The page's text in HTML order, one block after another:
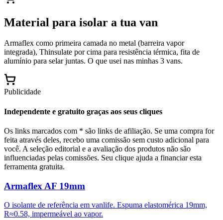
Material para isolar a tua van
Armaflex como primeira camada no metal (barreira vapor
integrada), Thinsulate por cima para resistência térmica, fita de
alumínio para selar juntas. O que usei nas minhas 3 vans.
Publicidade
Independente e gratuito graças aos seus cliques
Os links marcados com * são links de afiliação. Se uma compra for
feita através deles, recebo uma comissão sem custo adicional para
você. A seleção editorial e a avaliação dos produtos não são
influenciadas pelas comissões. Seu clique ajuda a financiar esta
ferramenta gratuita.
Armaflex AF 19mm
O isolante de referência em vanlife. Espuma elastomérica 19mm,
R≈0.58, impermeável ao vapor.